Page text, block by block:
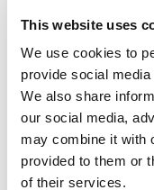
This website uses
We use cookies to
provide social
We also share
our social media,
may combine it with
provided to them or
of their services.
LIRE LES